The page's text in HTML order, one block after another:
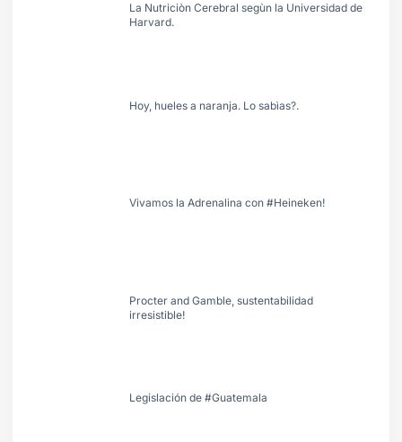
La Nutriciòn Cerebral segùn la Universidad de
Harvard.
Hoy, hueles a naranja. Lo sabìas?.
Vivamos la Adrenalina con #Heineken!
Procter and Gamble, sustentabilidad
irresistible!
Legislación de #Guatemala